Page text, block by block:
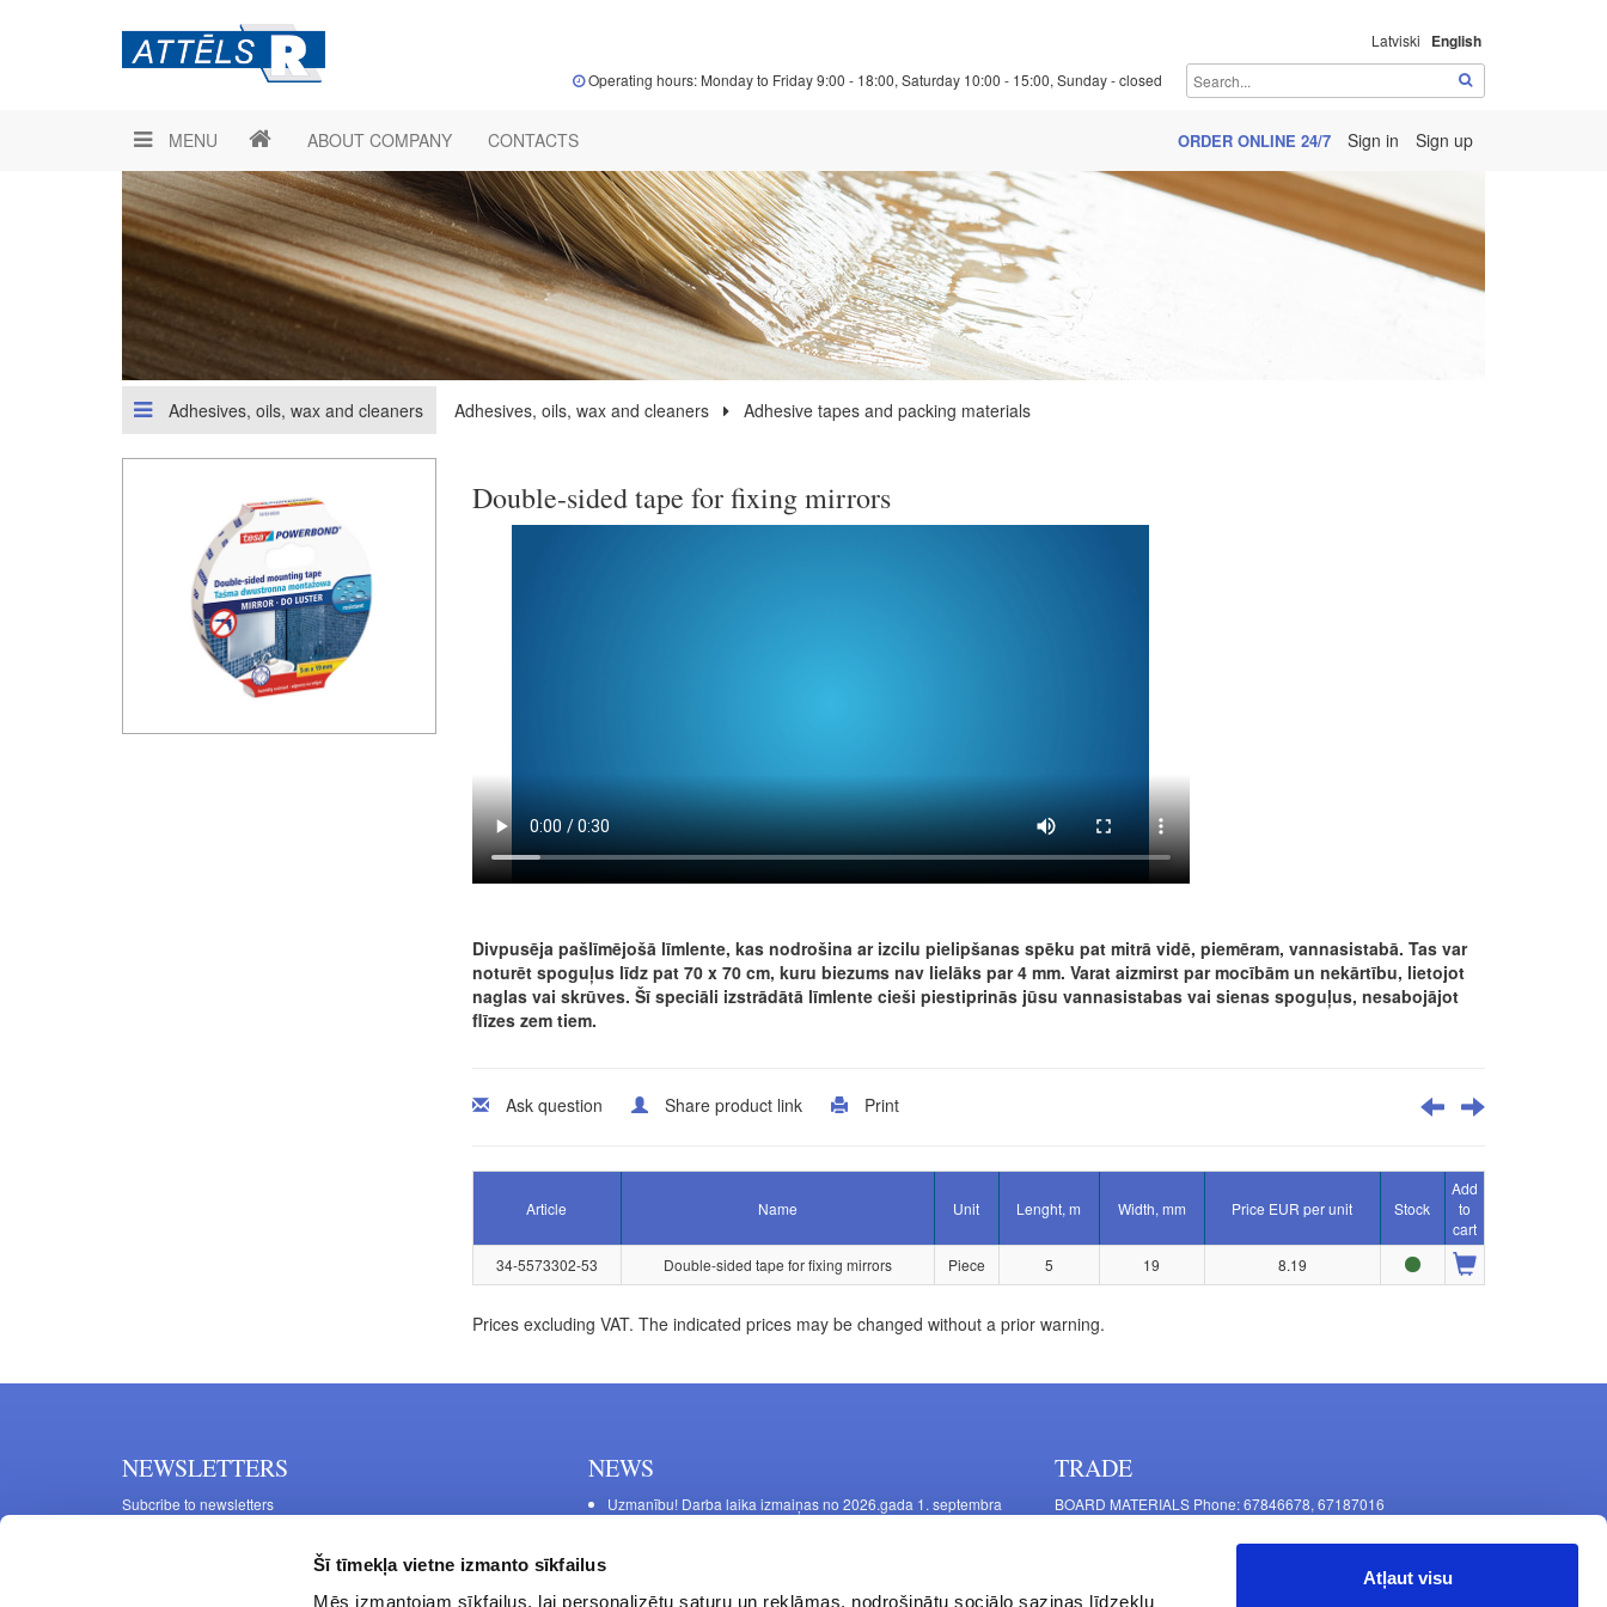
Šī tīmekļa vietne izmanto sīkfailus
Mēs izmantojam sīkfailus, lai personalizētu saturu un reklāmas, nodrošinātu sociālo saziņas līdzekļu
Atļaut visu
Latviski English
Operating hours: Monday to Friday 9:00 - 18:00, Saturday 10:00 - 15:00, Sunday - closed
MENU ABOUT COMPANY CONTACTS ORDER ONLINE 24/7 Sign in Sign up
Adhesives, oils, wax and cleaners Adhesives, oils, wax and cleaners Adhesive tapes and packing materials
Double-sided tape for fixing mirrors
Divpusēja pašlīmējošā līmlente, kas nodrošina ar izcilu pielipšanas spēku pat mitrā vidē, piemēram, vannasistabā. Tas var
noturēt spoguļus līdz pat 70 x 70 cm, kuru biezums nav lielāks par 4 mm. Varat aizmirst par mocībām un nekārtību, lietojot
naglas vai skrūves. Šī speciāli izstrādātā līmlente cieši piestiprinās jūsu vannasistabas vai sienas spoguļus, nesabojājot
flīzes zem tiem.
Ask question Share product link Print
Article Name Unit Lenght, m Width, mm Price EUR per unit Stock
Add
to
cart
34-5573302-53
Double-sided tape for fixing mirrors Piece 5 19 8.19
Prices excluding VAT. The indicated prices may be changed without a prior warning.
NEWSLETTERS
Subcribe to newsletters
NEWS
Uzmanību! Darba laika izmaiņas no 2026.gada 1. septembra
TRADE
BOARD MATERIALS Phone: 67846678, 67187016
11 Mašīnu Str., Riga, LV-1063, Latvia
FURNITURE FITTINGS Phone: 67846682, 67844884